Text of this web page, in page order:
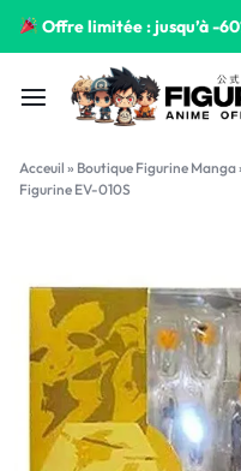
Offre limitée : jusqu’à -
Acceuil » Boutique Figurine Manga
Figurine EV-010S